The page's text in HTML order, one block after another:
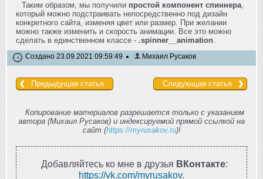
Таким образом, мы получили простой компонент спиннера,
который можно подстраивать непосредственно под дизайн
конкретного сайта, изменяя цвет или размер. При желании
можно также изменить и скорость анимации. Все это можно
сделать в единственном классе - .spinner__animation.
Создано 23.09.2021 09:59:49 Михаил Русаков
Предыдущая статья Следующая статья
Копирование материалов разрешается только с указанием
автора (Михаил Русаков) и индексируемой прямой ссылкой на
сайт (https://myrusakov.ru)!
Добавляйтесь ко мне в друзья ВКонтакте:
https://vk.com/myrusakov.